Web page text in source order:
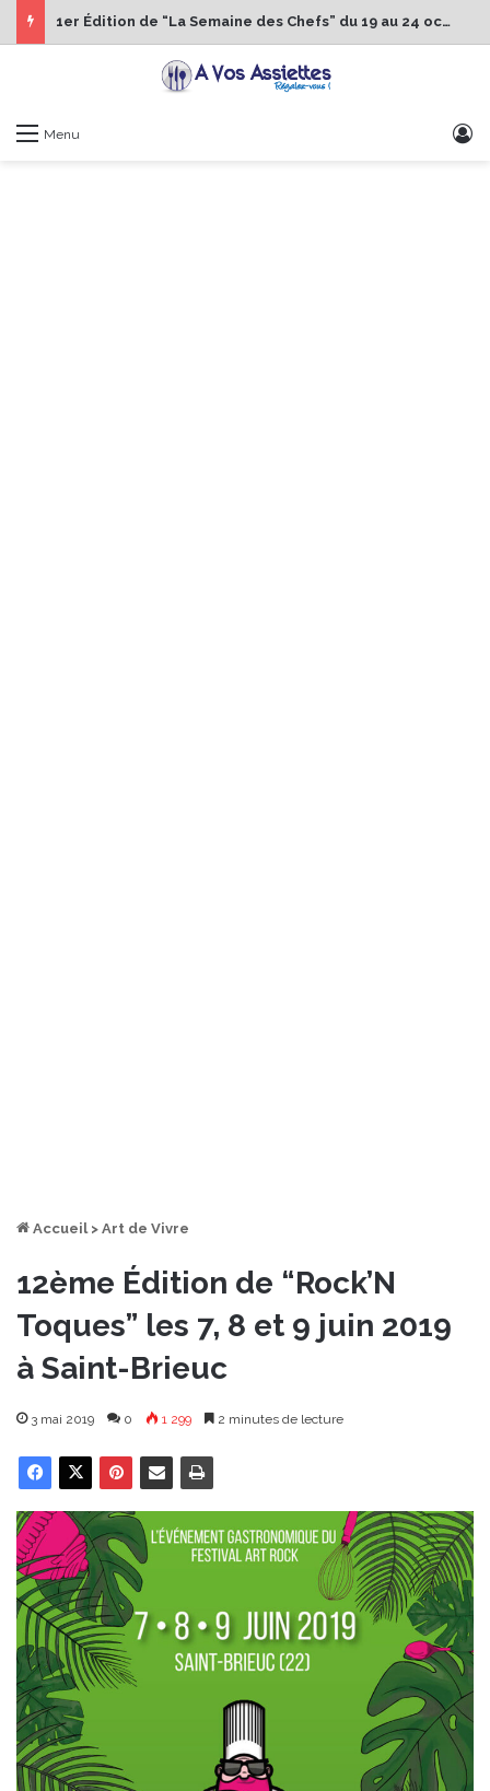
1er Édition de “La Semaine des Chefs” du 19 au 24 octobre 2026
Menu
Accueil > Art de Vivre
12ème Édition de “Rock’N
Toques” les 7, 8 et 9 juin 2019
à Saint-Brieuc
3 mai 2019 0 1 299 2 minutes de lecture